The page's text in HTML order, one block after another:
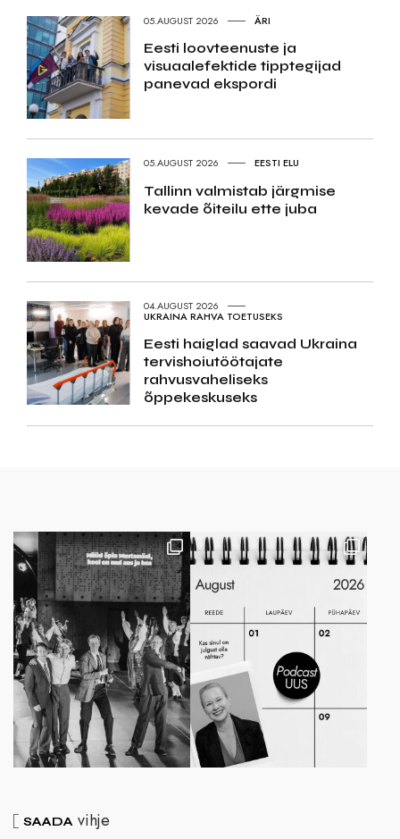
05.AUGUST 2026 ÄRI
Eesti loovteenuste ja
visuaalefektide tipptegijad
panevad ekspordi
05.AUGUST 2026 EESTI ELU
Tallinn valmistab järgmise
kevade õiteilu ette juba
04.AUGUST 2026
UKRAINA RAHVA TOETUSEKS
Eesti haiglad saavad Ukraina
tervishoiutöötajate
rahvusvaheliseks
õppekeskuseks
SAADA vihje